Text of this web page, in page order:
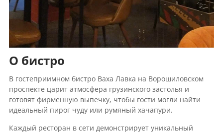
О бистро
В гостеприимном бистро Ваха Лавка на Ворошиловском
проспекте царит атмосфера грузинского застолья и
готовят фирменную выпечку, чтобы гости могли найти
идеальный пирог чуду или румяный хачапури.
Каждый ресторан в сети демонстрирует уникальный